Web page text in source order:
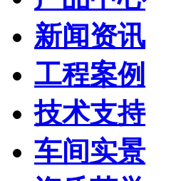
新闻资讯
工程案例
技术支持
车间实景